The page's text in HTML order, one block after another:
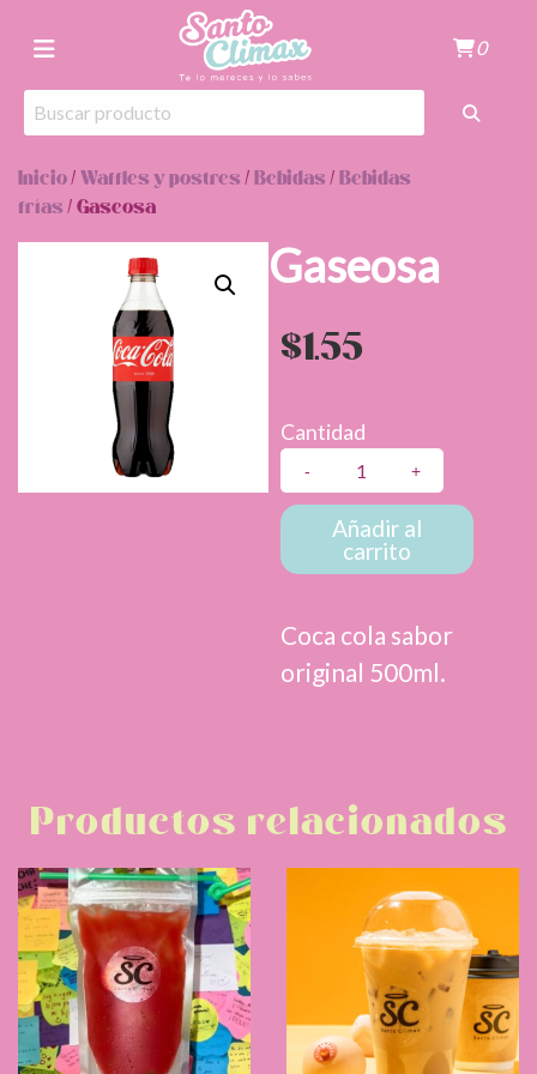
0
Inicio/Waffles y postres/Bebidas/Bebidas
frías/ Gaseosa
Gaseosa
$1.55
Cantidad
cantidad
Añadir al
carrito
Coca cola sabor
original 500ml.
Productos relacionados